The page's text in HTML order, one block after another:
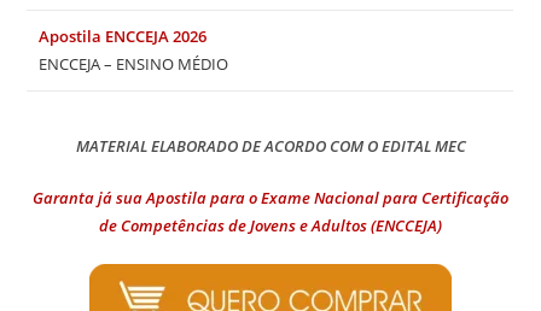
Apostila ENCCEJA 2026
ENCCEJA – ENSINO MÉDIO
MATERIAL ELABORADO DE ACORDO COM O EDITAL MEC
Garanta já sua Apostila para o Exame Nacional para Certificação
de Competências de Jovens e Adultos (ENCCEJA)